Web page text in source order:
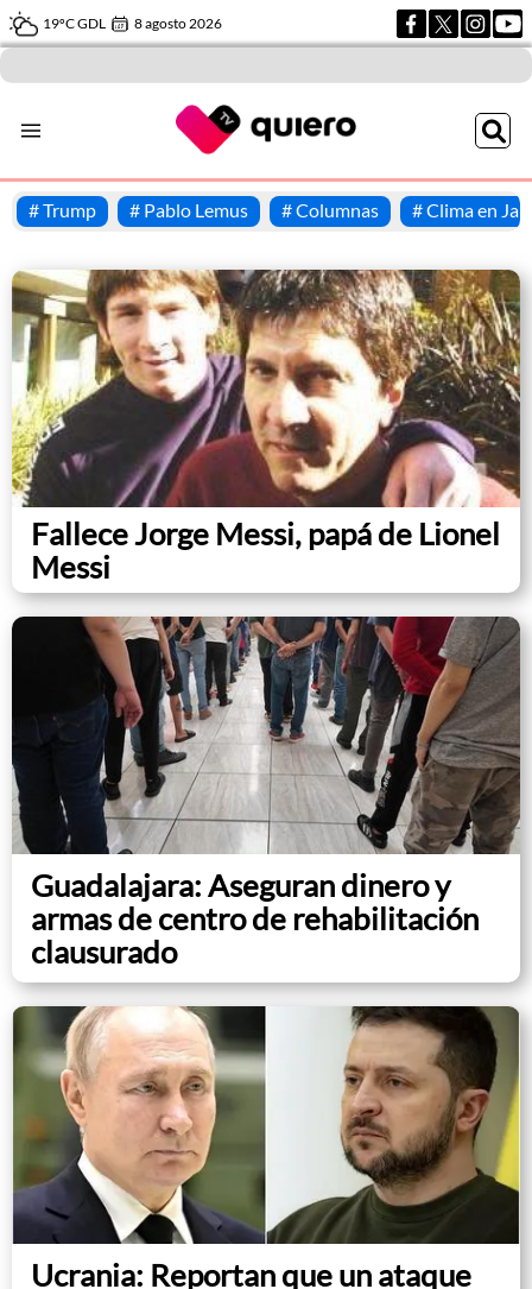
19ºC GDL 8 agosto 2026
#Trump # Pablo Lemus #Columnas #Clima en
Fallece Jorge Messi, papá de Lionel
Messi
Guadalajara: Aseguran dinero y
armas de centro de rehabilitación
clausurado
Ucrania: Reportan que un ataque